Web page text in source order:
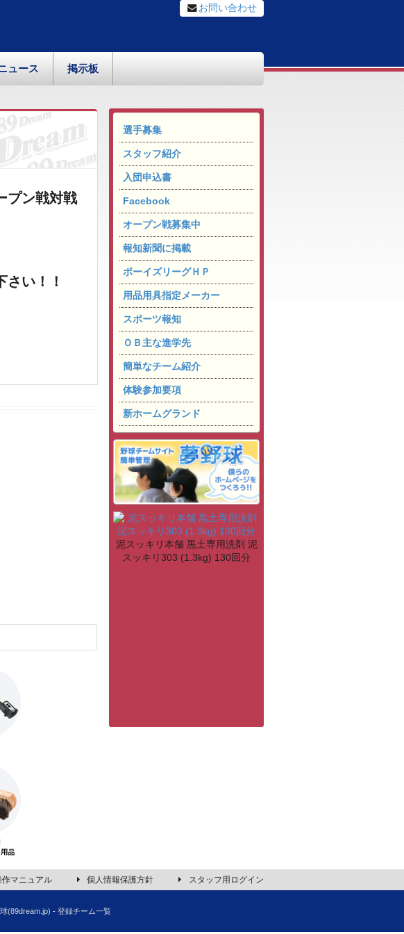
お問い合わせ
ュース 掲示板
選手募集
スタッフ紹介
入団申込書
Facebook
オープン戦募集中
報知新聞に掲載
ボーイズリーグＨＰ
用品用具指定メーカー
スポーツ報知
ＯＢ主な進学先
簡単なチーム紹介
体験参加要項
新ホームグランド
泥スッキリ本舗 黒土専用洗剤 泥
スッキリ303 (1.3kg) 130回分
プン戦対戦
い！！
作マニュアル 個人情報保護方針 スタッフ用ログイン
(89dream.jp) - 登録チーム一覧